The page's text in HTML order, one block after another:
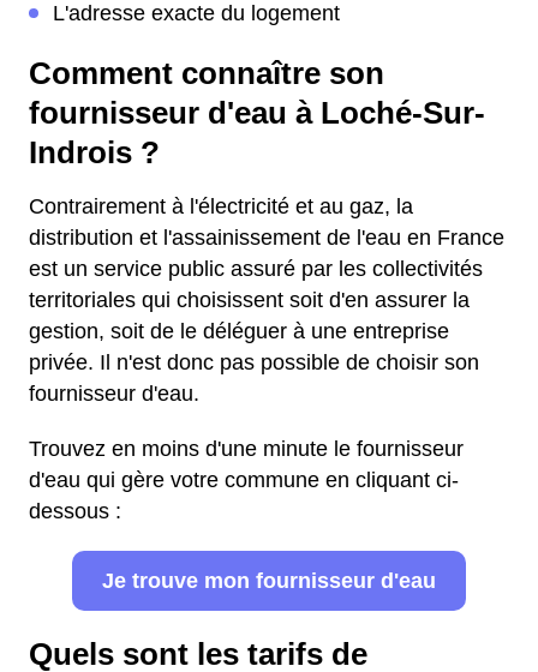
L'adresse exacte du logement
Comment connaître son
fournisseur d'eau à Loché-Sur-
Indrois ?
Contrairement à l'électricité et au gaz, la
distribution et l'assainissement de l'eau en France
est un service public assuré par les collectivités
territoriales qui choisissent soit d'en assurer la
gestion, soit de le déléguer à une entreprise
privée. Il n'est donc pas possible de choisir son
fournisseur d'eau.
Trouvez en moins d'une minute le fournisseur
d'eau qui gère votre commune en cliquant ci-
dessous :
Je trouve mon fournisseur d'eau
Quels sont les tarifs de